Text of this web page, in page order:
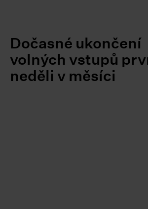
Dočasné ukončení
volných vstupů
neděli v měsíci